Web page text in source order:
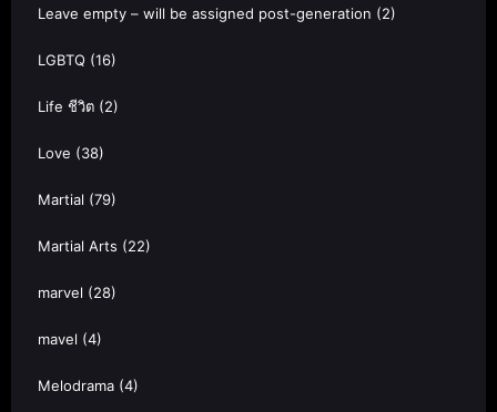
Leave empty – will be assigned post-generation (2)
LGBTQ (16)
Life ชีวิต (2)
Love (38)
Martial (79)
Martial Arts (22)
marvel (28)
mavel (4)
Melodrama (4)